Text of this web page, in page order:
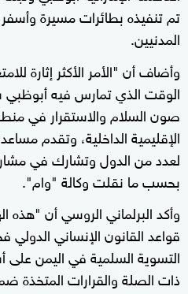
تم تنفيذه بطائرات مسيرة
المدنيين.
وأضاف أن "الأمر الأكثر إثارة
الوقت الذي تمارس فيه
صون السلام والاستقرار في
الإقليمية الداخلية، وتقدم
لعدد من الدول وتشارك في
بحسب ما نقلت وكالة "وام".
وأكد البرلماني الروسي أن "هذه
قواعد القانون الإنساني
التسوية السلمية في اليمن
ذات الصلة والقرارات المتخذة